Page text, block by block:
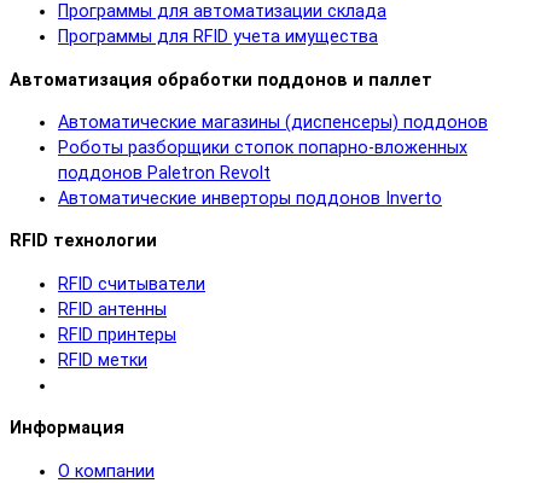
Программы для автоматизации склада
Программы для RFID учета имущества
Автоматизация обработки поддонов и паллет
Автоматические магазины (диспенсеры) поддонов
Роботы разборщики стопок попарно-вложенных
поддонов Paletron Revolt
Автоматические инверторы поддонов Inverto
RFID технологии
RFID cчитыватели
RFID антенны
RFID принтеры
RFID метки
Информация
О компании